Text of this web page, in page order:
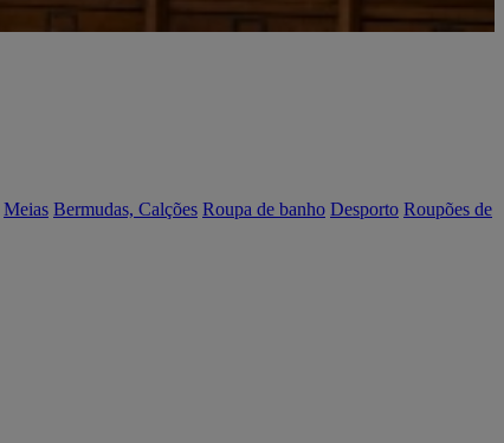
Meias Bermudas, Calções Roupa de banho Desporto Roupões de